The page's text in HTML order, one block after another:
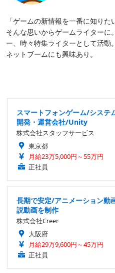
「ゲームの新情報を一番に知りた
そんな思いからゲームライターに
ー、時々特集ライターとして活動
ネットブームにも興味あり。
スマートフォンゲーム/シス
開発・運営会社/Unity
株式会社スタッフサービス
東京都
月給23万5,000円～55万円
正社員
長期で安定/アニメーション動
説動画を制作
株式会社Creer
大阪府
月給29万9,600円～45万円
正社員